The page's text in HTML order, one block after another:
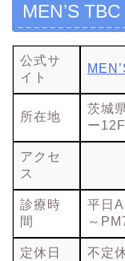
MEN’S
公式サ
イト
所在地
茨城
ー12F
アクセ
ス
診療時
間
平日
～
定休日 不定